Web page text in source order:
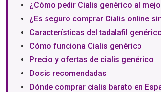
¿Cómo pedir Cialis genérico al
¿Es seguro comprar Cialis online
Características del tadalafil genérico
Cómo funciona Cialis genérico
Precio y ofertas de cialis genérico
Dosis recomendadas
Dónde comprar cialis barato en